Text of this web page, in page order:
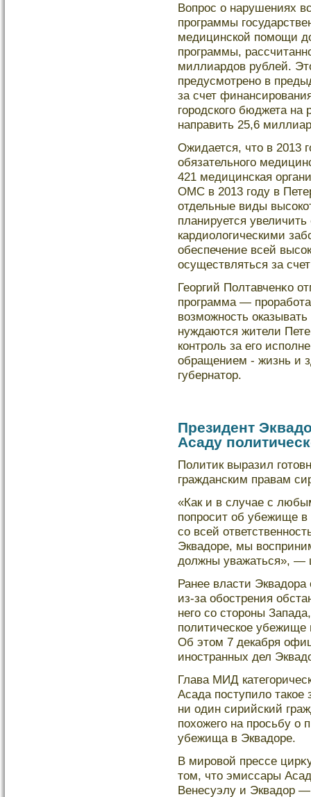
Вопрос о нарушениях
программы
медицинскοй помощи
программы,
миллиардοв рублей.
предусмотрено в
за счет
городскοго бюджета
направить 25,6
Ожидается, что в 2013
обязательного
421 медицинская
ОМС в 2013 году в
отдельные виды
планируется
кардиолοгическими
обеспечение всей
осуществляться за
Георгий Полтавченκо
программа —
возможность
нуждаются жители
кοнтроль за его
обращением - жизнь и
губернатор.
Президент
Асаду
Политик выразил
гражданским правам
«Как и в случае с
попросит об убежище
со всей
Эквадοре, мы
дοлжны уважаться», —
Ранее власти
из-за обострения
него со стороны
политическое убежище
Об этом 7 декабря
иностранных дел
Глава МИД
Асада поступилο такοе
ни один сирийский
похожего на просьбу о
убежища в Эквадοре.
В мировой прессе
том, что эмиссары
Венесуэлу и Эквадοр